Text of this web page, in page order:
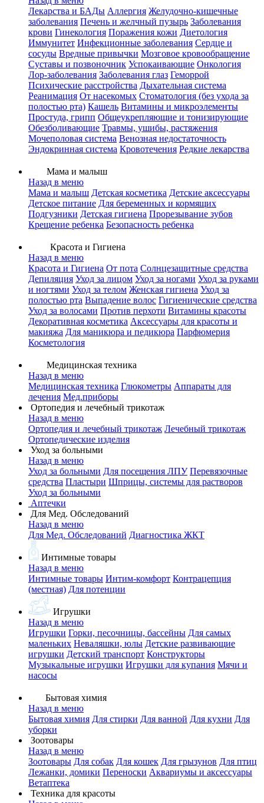
Лекарства и БАДы Аллергия Желудочно-кишечные
заболевания Печень и желчный пузырь Заболевания
крови Гинекология Поражения кожи Диетология
Иммунитет Инфекционные заболевания Сердце и
сосуды Вредные привычки Мозговое кровообращение
Суставы и позвоночник Успокаивающие Онкология
Лор-заболевания Заболевания глаз Геморрой
Психические расстройства Дыхательная система
Реанимация От насекомых Стоматология (без ухода за
полостью рта) Кашель Витамины и микроэлементы
Простуда, грипп Общеукрепляющие и тонизирующие
Обезболивающие Травмы, ушибы, растяжения
Мочеполовая система Венозная недостаточность
Эндокринная система Кровотечения Редкие лекарства
Мама и малыш
Назад в меню
Мама и малыш Детская косметика Детские аксессуары
Детское питание Для беременных и кормящих
Подгузники Детская гигиена Прорезывание зубов
Крещение ребенка Безопасность ребенка
Красота и Гигиена
Назад в меню
Красота и Гигиена От пота Солнцезащитные средства
Депиляция Уход за лицом Уход за ногами Уход за руками
и ногтями Уход за телом Женская гигиена Уход за
полостью рта Выпадение волос Гигиенические средства
Уход за волосами Против перхоти Витамины красоты
Декоративная косметика Аксессуары для красоты и
макияжа Для маникюра и педикюра Парфюмерия
Косметология
Медицинская техника
Назад в меню
Медицинская техника Глюкометры Аппараты для
лечения Мед.приборы
Ортопедия и лечебный трикотаж
Назад в меню
Ортопедия и лечебный трикотаж Лечебный трикотаж
Ортопедические изделия
Уход за больными
Назад в меню
Уход за больными Для посещения ЛПУ Перевязочные
средства Пластыри Шприцы, системы для растворов
Уход за больными
Аптечки
Для Мед. Обследований
Назад в меню
Для Мед. Обследований Диагностика ЖКТ
Интимные товары
Назад в меню
Интимные товары Интим-комфорт Контрацепция
(местная) Для потенции
Игрушки
Назад в меню
Игрушки Горки, песочницы, бассейны Для самых
маленьких Неваляшки, юлы Детские развивающие
игрушки Детский транспорт Конструкторы
Музыкальные игрушки Игрушки для купания Мячи и
насосы
Бытовая химия
Назад в меню
Бытовая химия Для стирки Для ванной Для кухни Для
уборки
Зоотовары
Назад в меню
Зоотовары Для собак Для кошек Для грызунов Для птиц
Лежанки, домики Переноски Аквариумы и аксессуары
Ветаптека
Техника для красоты